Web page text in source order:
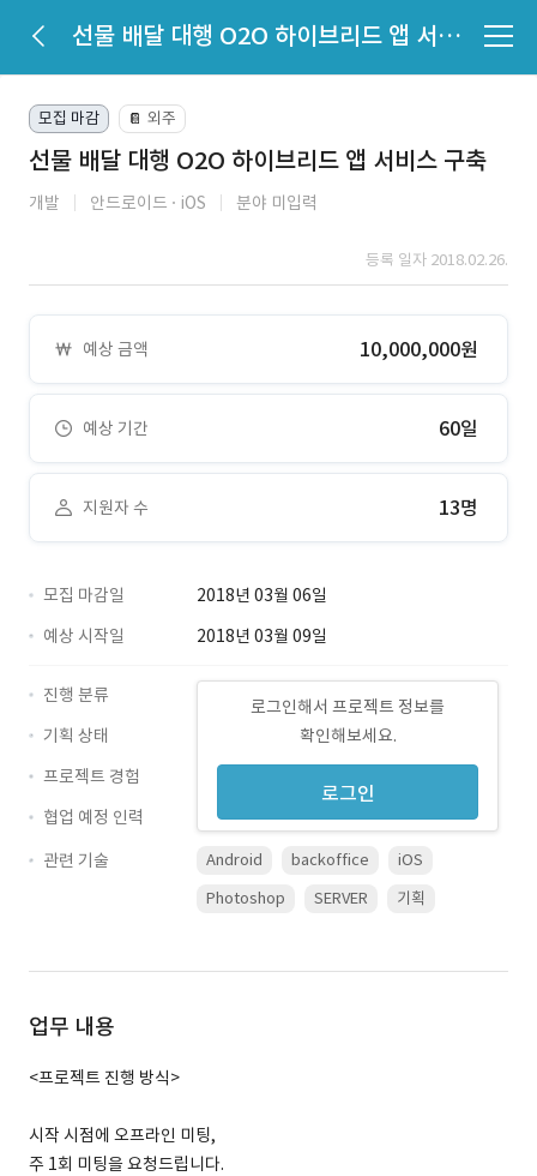
선물 배달 대행 O2O 하이브리드 앱 서비스 구축
모집 마감 📔 외주
선물 배달 대행 O2O 하이브리드 앱 서비스 구축
개발 안드로이드 iOS 분야 미입력
등록 일자 2018.02.26.
예상 금액 10,000,000원
예상 기간 60일
지원자 수 13명
모집 마감일
2018년 03월 06일
예상 시작일
2018년 03월 09일
로그인해서 프로젝트 정보를
확인해보세요.
로그인
진행 분류
기획 상태
프로젝트 경험
협업 예정 인력
관련 기술
Android backoffice
iOS
Photoshop
SERVER 기획
업무 내용
<프로젝트 진행 방식>
시작 시점에 오프라인 미팅,
주 1회 미팅을 요청드립니다.